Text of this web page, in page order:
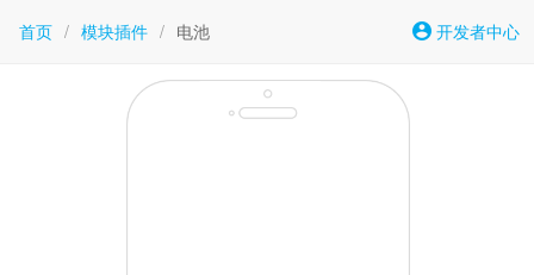
首页 / 模块插件 / 电池 开发者中心